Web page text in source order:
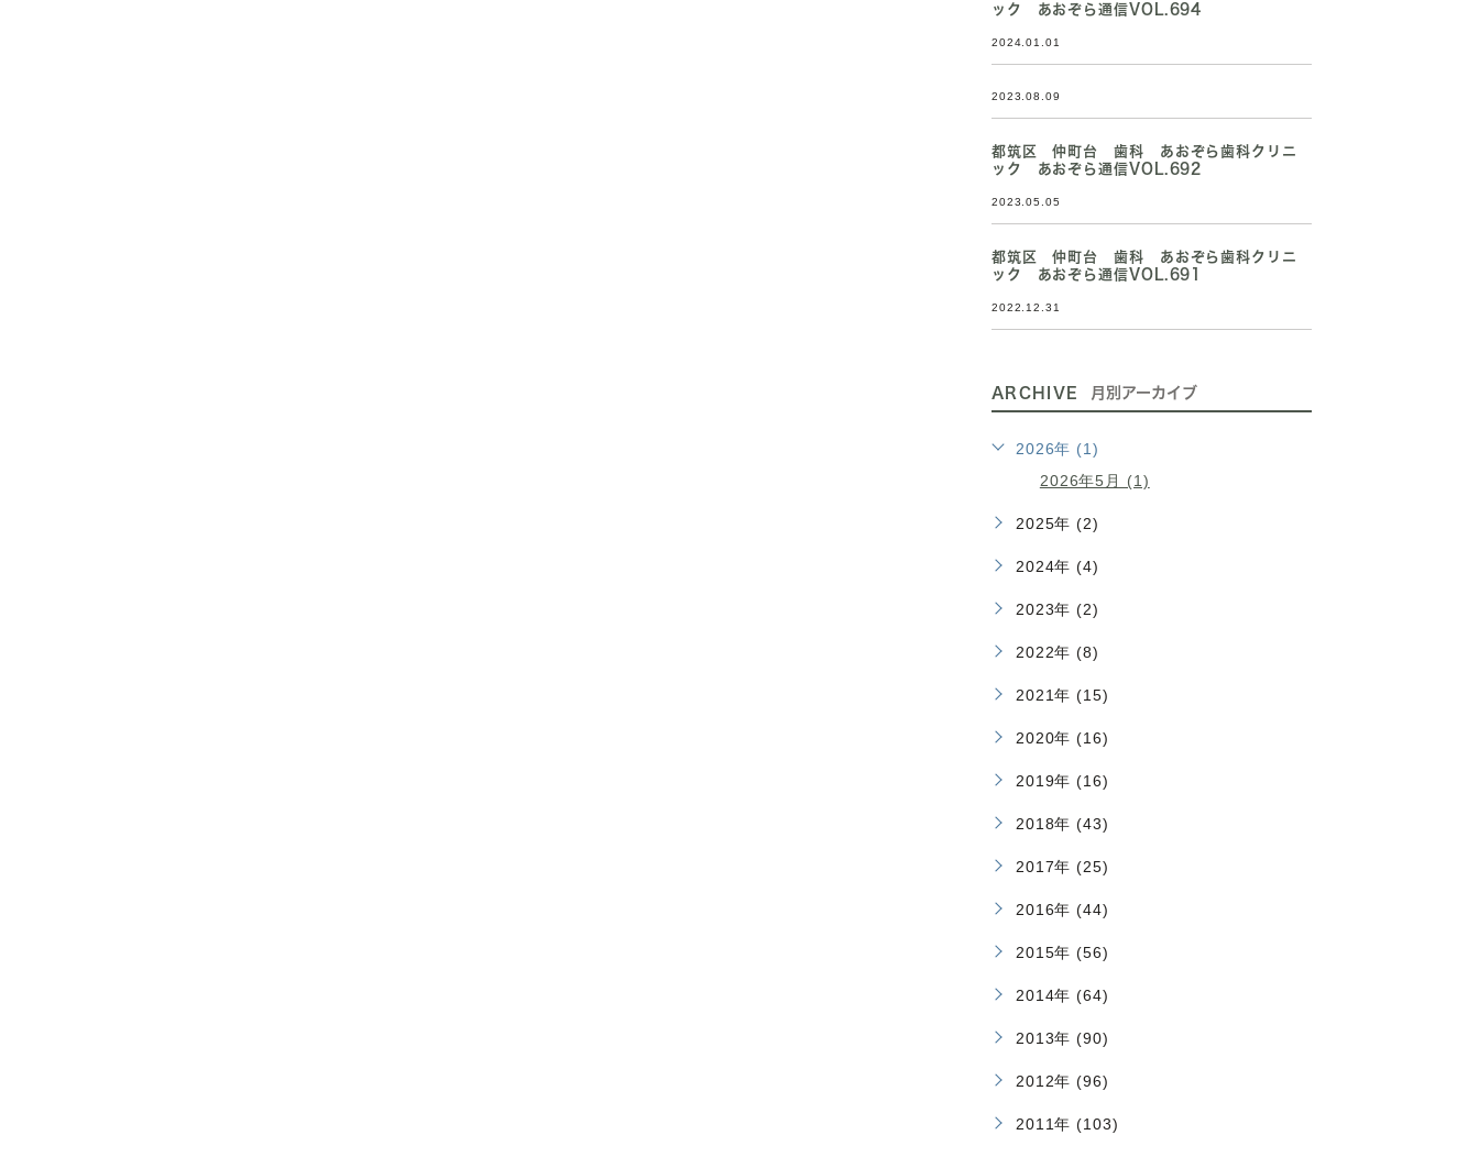
ック あおぞら通信VOL.694
2024.01.01
2023.08.09
都筑区 仲町台 歯科 あおぞら歯科クリニ
ック あおぞら通信VOL.692
2023.05.05
都筑区 仲町台 歯科 あおぞら歯科クリニ
ック あおぞら通信VOL.691
2022.12.31
ARCHIVE 月別アーカイブ
2026年 (1)
2026年5月 (1)
2025年 (2)
2024年 (4)
2023年 (2)
2022年 (8)
2021年 (15)
2020年 (16)
2019年 (16)
2018年 (43)
2017年 (25)
2016年 (44)
2015年 (56)
2014年 (64)
2013年 (90)
2012年 (96)
2011年 (103)